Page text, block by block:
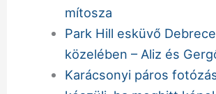
mítosza
Park Hill esküvő
közelében – Aliz és
Karácsonyi páros